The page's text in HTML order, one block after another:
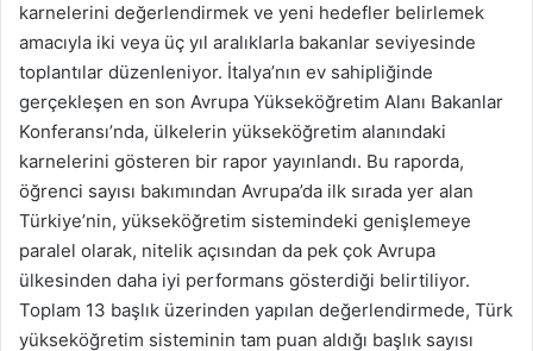
karnelerini değerlendirmek ve yeni hedefler belirlemek
amacıyla iki veya üç yıl aralıklarla bakanlar seviyesinde
toplantılar düzenleniyor. İtalya’nın ev sahipliğinde
gerçekleşen en son Avrupa Yükseköğretim Alanı Bakanlar
Konferansı’nda, ülkelerin yükseköğretim alanındaki
karnelerini gösteren bir rapor yayınlandı. Bu raporda,
öğrenci sayısı bakımından Avrupa’da ilk sırada yer alan
Türkiye’nin, yükseköğretim sistemindeki genişlemeye
paralel olarak, nitelik açısından da pek çok Avrupa
ülkesinden daha iyi performans gösterdiği belirtiliyor.
Toplam 13 başlık üzerinden yapılan değerlendirmede, Türk
yükseköğretim sisteminin tam puan aldığı başlık sayısı